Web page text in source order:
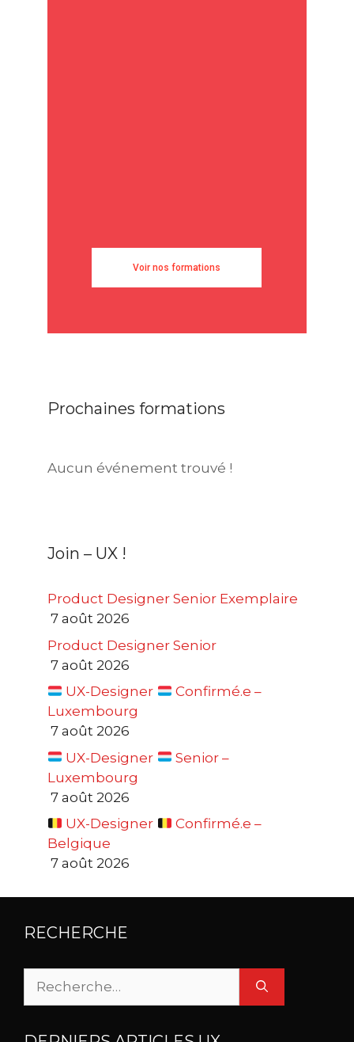
Voir nos formations
Prochaines formations
Aucun événement trouvé !
Join – UX !
Product Designer Senior Exemplaire
7 août 2026
Product Designer Senior
7 août 2026
UX-Designer
Confirmé.e –
Luxembourg
7 août 2026
UX-Designer
Senior –
Luxembourg
7 août 2026
UX-Designer
Confirmé.e –
Belgique
7 août 2026
RECHERCHE
Rechercher :